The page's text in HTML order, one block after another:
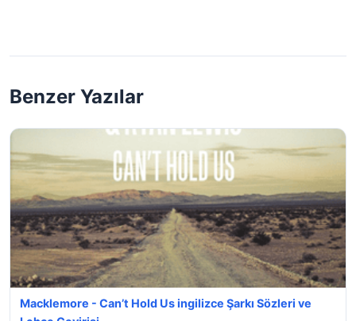
Benzer Yazılar
Macklemore - Can’t Hold Us ingilizce Şarkı Sözleri ve